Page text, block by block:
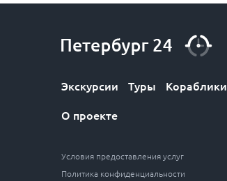
Экскурсии Туры Кораблики
О проекте
Условия предоставления услуг
Политика конфиденциальности